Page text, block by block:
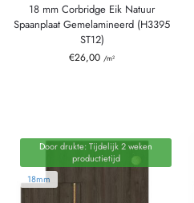
18 mm Corbridge Eik Natuur
Spaanplaat Gemelamineerd (H3395
ST12)
€26,00 /m²
Door drukte: Tijdelijk 2 weken
productietijd
18mm